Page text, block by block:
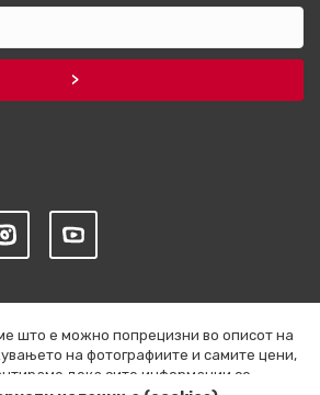
што е можно попрецизни во описот на
на фотографиите и самите цени,
дека сите информации се